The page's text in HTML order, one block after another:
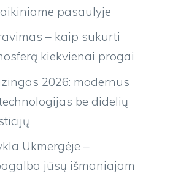
pasaulyje
– kaip sukurti
kiekvienai progai
2026: modernus
be didelių
Ukmergėje –
jūsų išmaniajam